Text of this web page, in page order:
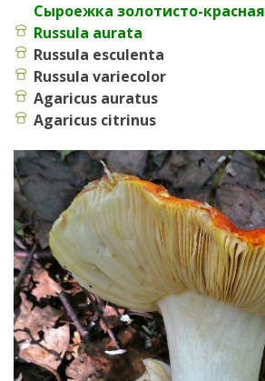
Сыроежка золотисто-красная
Russula aurata
Russula esculenta
Russula variecolor
Agaricus auratus
Agaricus citrinus